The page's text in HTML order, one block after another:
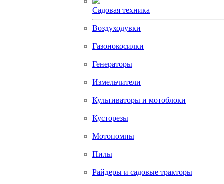
Садовая техника
Воздуходувки
Газонокосилки
Генераторы
Измельчители
Культиваторы и мотоблоки
Кусторезы
Мотопомпы
Пилы
Райдеры и садовые тракторы